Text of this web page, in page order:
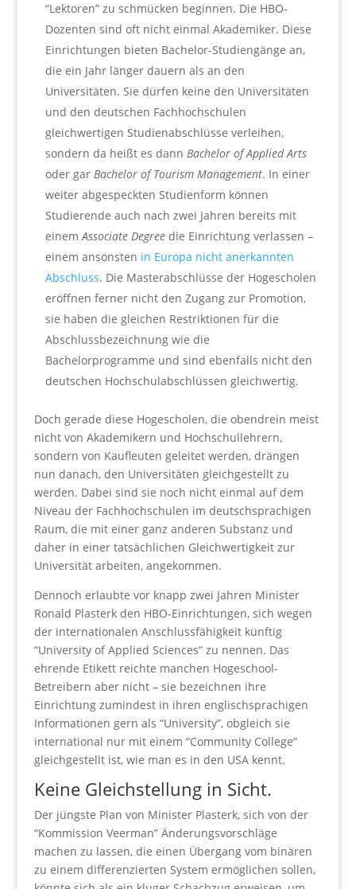
“Lektoren” zu schmücken beginnen. Die HBO-
Dozenten sind oft nicht einmal Akademiker. Diese
Einrichtungen bieten Bachelor-Studiengänge an,
die ein Jahr länger dauern als an den
Universitäten. Sie dürfen keine den Universitäten
und den deutschen Fachhochschulen
gleichwertigen Studienabschlüsse verleihen,
sondern da heißt es dann Bachelor of Applied Arts
oder gar Bachelor of Tourism Management. In einer
weiter abgespeckten Studienform können
Studierende auch nach zwei Jahren bereits mit
einemAssociate Degreedie Einrichtung verlassen –
einem ansonsten in Europa nicht anerkannten
Abschluss. Die Masterabschlüsse der Hogescholen
eröffnen ferner nicht den Zugang zur Promotion,
sie haben die gleichen Restriktionen für die
Abschlussbezeichnung wie die
Bachelorprogramme und sind ebenfalls nicht den
deutschen Hochschulabschlüssen gleichwertig.
Doch gerade diese Hogescholen, die obendrein meist
nicht von Akademikern und Hochschullehrern,
sondern von Kaufleuten geleitet werden, drängen
nun danach, den Universitäten gleichgestellt zu
werden. Dabei sind sie noch nicht einmal auf dem
Niveau der Fachhochschulen im deutschsprachigen
Raum, die mit einer ganz anderen Substanz und
daher in einer tatsächlichen Gleichwertigkeit zur
Universität arbeiten, angekommen.
Dennoch erlaubte vor knapp zwei Jahren Minister
Ronald Plasterk den HBO-Einrichtungen, sich wegen
der internationalen Anschlussfähigkeit künftig
“University of Applied Sciences” zu nennen. Das
ehrende Etikett reichte manchen Hogeschool-
Betreibern aber nicht – sie bezeichnen ihre
Einrichtung zumindest in ihren englischsprachigen
Informationen gern als “University”, obgleich sie
international nur mit einem “Community College”
gleichgestellt ist, wie man es in den USA kennt.
Keine Gleichstellung in Sicht.
Der jüngste Plan von Minister Plasterk, sich von der
“Kommission Veerman” Änderungsvorschläge
machen zu lassen, die einen Übergang vom binären
zu einem differenzierten System ermöglichen sollen,